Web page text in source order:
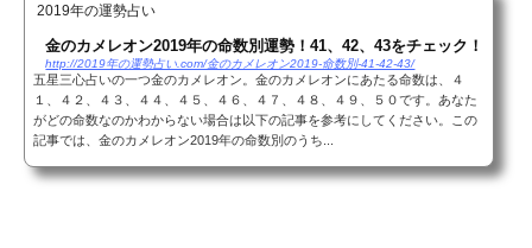
2019年の運勢占い
金のカメレオン2019年の命数別運勢！41、42、43をチェック！
http://2019年の運勢占い.com/金のカメレオン2019-命数別-41-42-43/
五星三心占いの一つ金のカメレオン。金のカメレオンにあたる命数は、４
１、４２、４３、４４、４５、４６、４７、４８、４９、５０です。あなた
がどの命数なのかわからない場合は以下の記事を参考にしてください。この
記事では、金のカメレオン2019年の命数別のうち...